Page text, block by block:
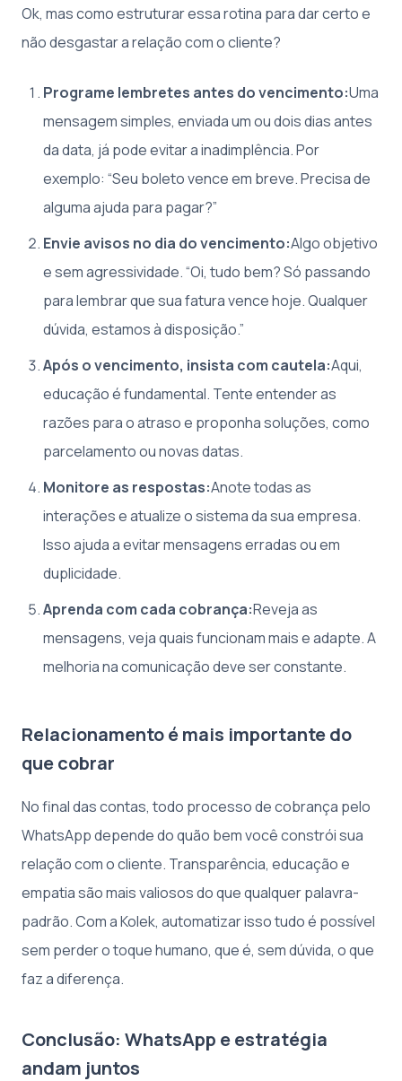
Ok, mas como estruturar essa rotina para dar certo e
não desgastar a relação com o cliente?
Programe lembretes antes do vencimento:Uma
mensagem simples, enviada um ou dois dias antes
da data, já pode evitar a inadimplência. Por
exemplo: “Seu boleto vence em breve. Precisa de
alguma ajuda para pagar?”
Envie avisos no dia do vencimento:Algo objetivo
e sem agressividade. “Oi, tudo bem? Só passando
para lembrar que sua fatura vence hoje. Qualquer
dúvida, estamos à disposição.”
Após o vencimento, insista com cautela:Aqui,
educação é fundamental. Tente entender as
razões para o atraso e proponha soluções, como
parcelamento ou novas datas.
Monitore as respostas:Anote todas as
interações e atualize o sistema da sua empresa.
Isso ajuda a evitar mensagens erradas ou em
duplicidade.
Aprenda com cada cobrança:Reveja as
mensagens, veja quais funcionam mais e adapte. A
melhoria na comunicação deve ser constante.
Relacionamento é mais importante do
que cobrar
No final das contas, todo processo de cobrança pelo
WhatsApp depende do quão bem você constrói sua
relação com o cliente. Transparência, educação e
empatia são mais valiosos do que qualquer palavra-
padrão. Com a Kolek, automatizar isso tudo é possível
sem perder o toque humano, que é, sem dúvida, o que
faz a diferença.
Conclusão: WhatsApp e estratégia
andam juntos